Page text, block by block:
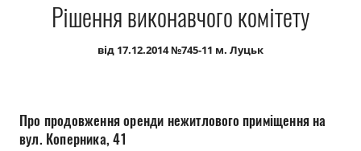
Публічна інформація
Документи
Рішення виконавчого комітету
від 17.12.2014 №745-11 м. Луцьк
Про продовження оренди нежитлового приміщення на
вул. Коперника, 41